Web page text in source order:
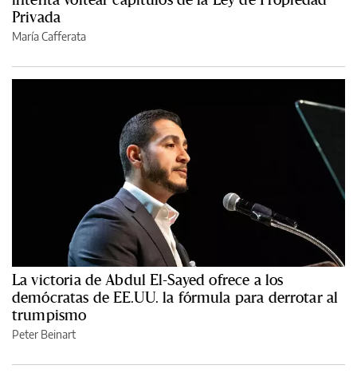
Privada
María Cafferata
La victoria de Abdul El-Sayed ofrece a los
demócratas de EE.UU. la fórmula para derrotar al
trumpismo
Peter Beinart